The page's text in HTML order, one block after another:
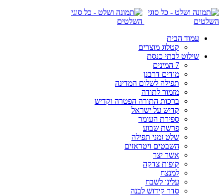
עמוד הבית
קטלוג מוצרים
שילוט לבתי כנסת
7 המינים
מודים דרבנן
תפילה לשלום המדינה
מזמור לתודה
ברכות התורה הפטרה וקדיש
קדיש על ישראל
ספירת העומר
פרשת שבוע
שלט זמני תפילה
השבטים ויטראזים
אשר יצר
קופות צדקה
למנצח
עלינו לשבח
סדר קידוש לבנה